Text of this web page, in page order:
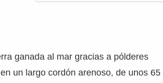
ganada al mar gracias a pólderes
un largo cordón arenoso, de unos 65